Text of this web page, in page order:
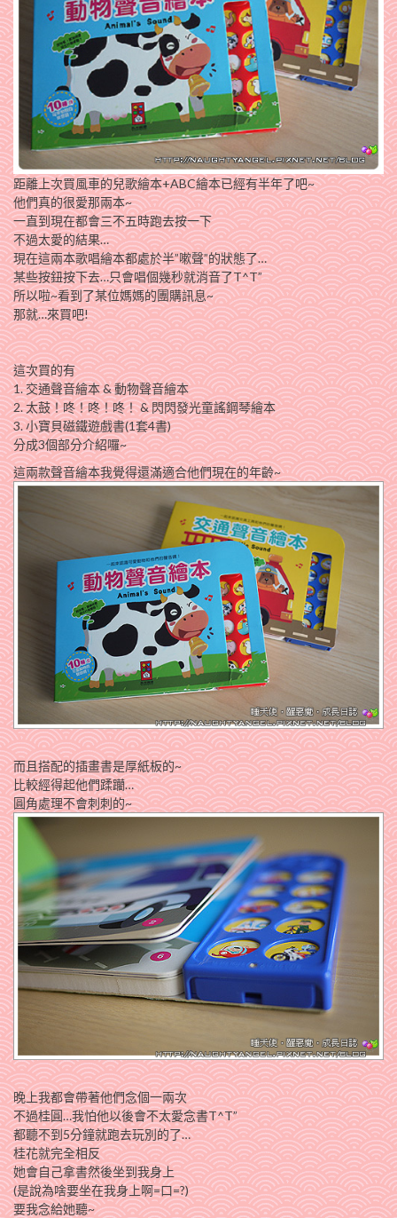
距離上次買風車的兒歌繪本+ABC繪本已經有半年了吧~
他們真的很愛那兩本~
一直到現在都會三不五時跑去按一下
不過太愛的結果…
現在這兩本歌唱繪本都處於半”嗽聲”的狀態了…
某些按鈕按下去…只會唱個幾秒就消音了T^T”
所以啦~看到了某位媽媽的團購訊息~
那就…來買吧!
這次買的有
1. 交通聲音繪本 & 動物聲音繪本
2. 太鼓！咚！咚！咚！ & 閃閃發光童謠鋼琴繪本
3. 小寶貝磁鐵遊戲書(1套4書)
分成3個部分介紹囉~
這兩款聲音繪本我覺得還滿適合他們現在的年齡~
而且搭配的插畫書是厚紙板的~
比較經得起他們蹂躪…
圓角處理不會刺刺的~
晚上我都會帶著他們念個一兩次
不過桂圓…我怕他以後會不太愛念書T^T”
都聽不到5分鐘就跑去玩別的了…
桂花就完全相反
她會自己拿書然後坐到我身上
(是說為啥要坐在我身上啊=口=?)
要我念給她聽~